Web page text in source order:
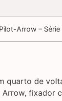
Arrow –
quarto de
fixador